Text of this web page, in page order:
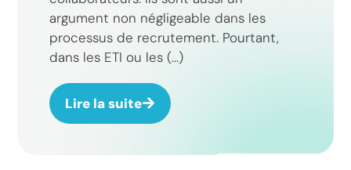
argument non négligeable dans les
processus de recrutement. Pourtant,
dans les ETI ou les (...)
Lire la suite